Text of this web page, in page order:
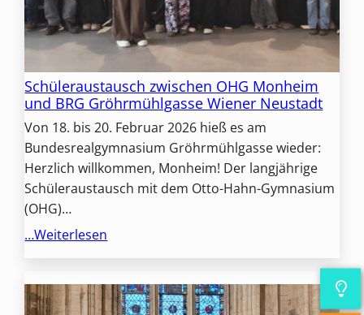
Schüleraustausch zwischen OHG Monheim
und BRG Gröhrmühlgasse Wiener Neustadt
Von 18. bis 20. Februar 2026 hieß es am
Bundesrealgymnasium Gröhrmühlgasse wieder:
Herzlich willkommen, Monheim! Der langjährige
Schüleraustausch mit dem Otto-Hahn-Gymnasium
(OHG)…
…Weiterlesen